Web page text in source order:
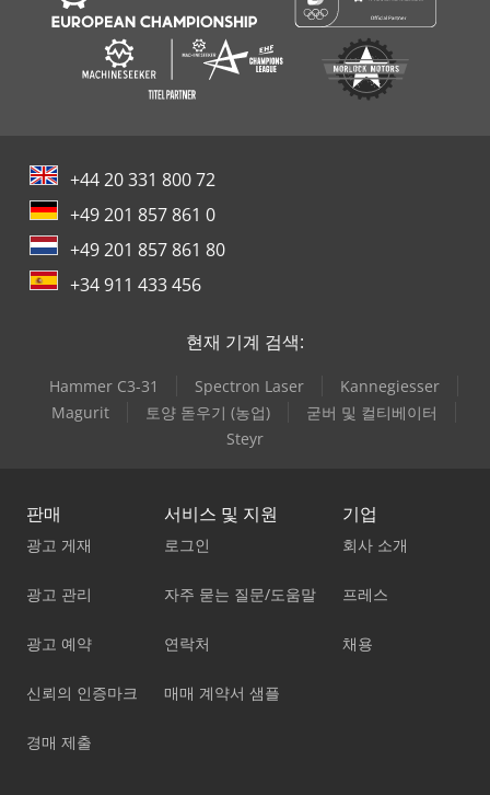
+44 20 331 800 72
+49 201 857 861 0
+49 201 857 861 80
+34 911 433 456
현재 기계 검색:
Hammer C3-31 Spectron Laser
Kannegiesser
Magurit
토양 돋우기 (농업)
굳버 및 컬티베이터
Steyr
판매
광고 게재
광고 관리
광고 예약
신뢰의 인증마크
경매 제출
서비스 및 지원
로그인
자주 묻는 질문/도움말
연락처
매매 계약서 샘플
기업
회사 소개
프레스
채용